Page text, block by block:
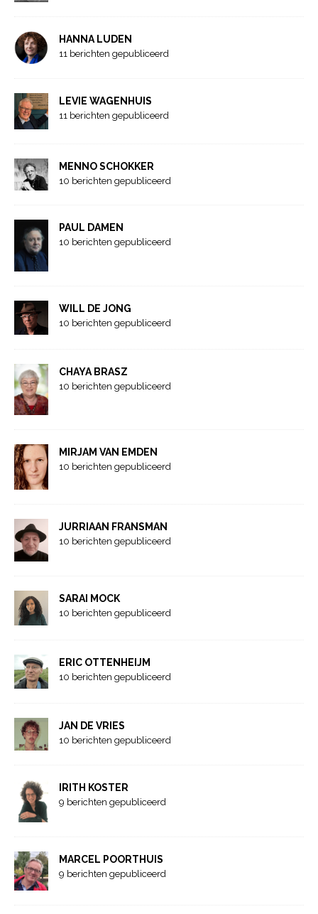
HANNA LUDEN
11 berichten gepubliceerd
LEVIE WAGENHUIS
11 berichten gepubliceerd
MENNO SCHOKKER
10 berichten gepubliceerd
PAUL DAMEN
10 berichten gepubliceerd
WILL DE JONG
10 berichten gepubliceerd
CHAYA BRASZ
10 berichten gepubliceerd
MIRJAM VAN EMDEN
10 berichten gepubliceerd
JURRIAAN FRANSMAN
10 berichten gepubliceerd
SARAI MOCK
10 berichten gepubliceerd
ERIC OTTENHEIJM
10 berichten gepubliceerd
JAN DE VRIES
10 berichten gepubliceerd
IRITH KOSTER
9 berichten gepubliceerd
MARCEL POORTHUIS
9 berichten gepubliceerd